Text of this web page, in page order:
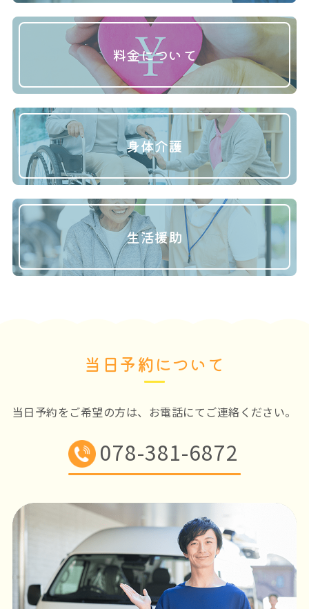
料金について
身体介護
生活援助
当日予約について
当日予約をご希望の方は、お電話にてご連絡ください。
078-381-6872